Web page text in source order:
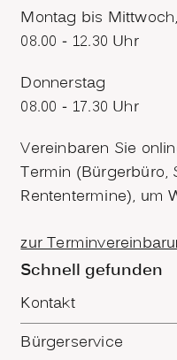
Montag bis
08.00 - 12.30 Uhr
Donnerstag
08.00 - 17.30 Uhr
Vereinbaren Sie
Termin (Bürgerbüro,
Rententermine), um
zur
Schnell gefunden
Kontakt
Bürgerservice